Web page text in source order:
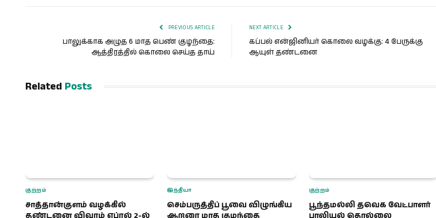
PREVIOUS ARTICLE
பாலுக்காக அழுத 6 மாத பெண் குழந்தை:
ஆத்திரத்தில் கொலை செய்த தாய்
NEXT ARTICLE
கப்பல் என்ஜினியர் கொலை வழக்கு: 4 பேருக்கு
ஆயுள் தண்டனை
Related Posts
குற்றம்
சாத்தான்குளம் வழக்கில்
இந்தியா
செம்பருத்திப் பூவை விழுங்கிய
குற்றம்
பூந்தமல்லி தவெக வேட்பாளர்